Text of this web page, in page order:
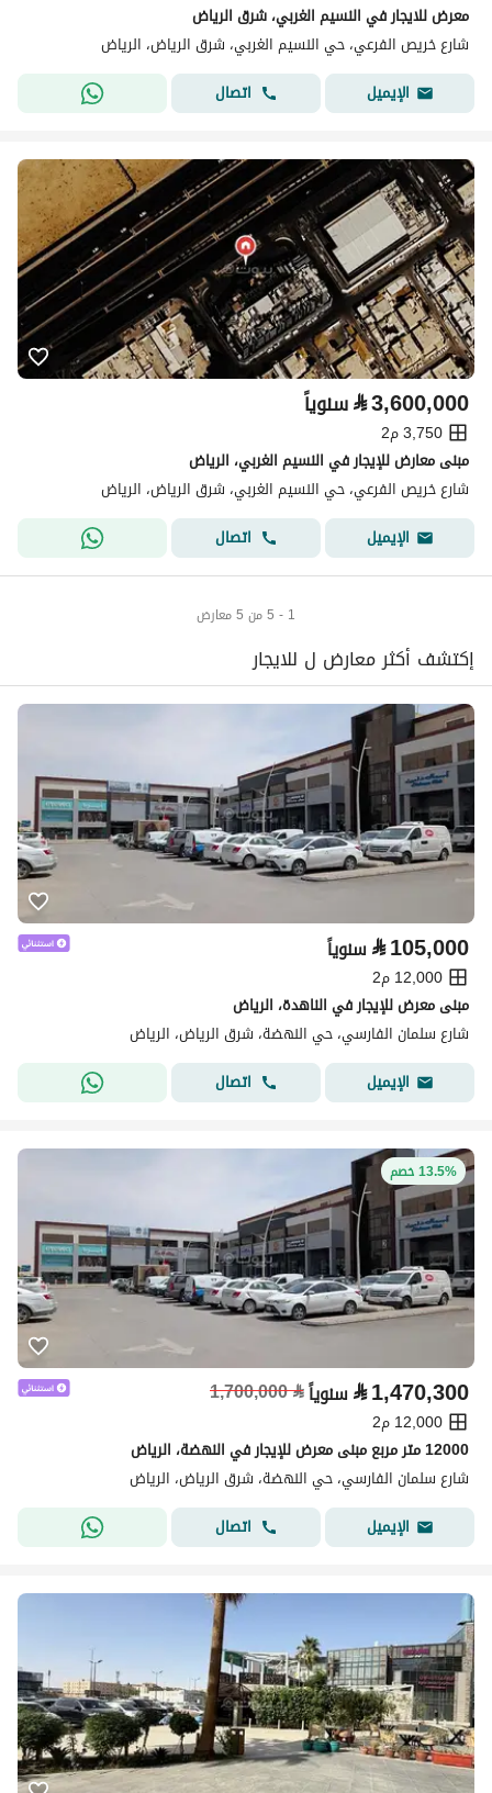
معرض للايجار في النسيم الغربي، شرق الرياض
شارع خريص الفرعي، حي النسيم الغربي، شرق الرياض، الرياض
الإيميل
اتصال
⃁3,600,000 سنوياً
3,750 م2
مبنى معارض للإيجار في النسيم الغربي، الرياض
شارع خريص الفرعي، حي النسيم الغربي، شرق الرياض، الرياض
الإيميل
اتصال
1 - 5 من 5 معارض
إكتشف أكثر معارض ل للايجار
⃁105,000 سنوياً
12,000 م2
مبنى معرض للإيجار في الناهدة، الرياض
شارع سلمان الفارسي، حي النهضة، شرق الرياض، الرياض
الإيميل
اتصال
13.5% خصم
⃁1,470,300 سنوياً⃁
1,700,000
12,000 م2
12000 متر مربع مبنى معرض للإيجار في النهضة، الرياض
شارع سلمان الفارسي، حي النهضة، شرق الرياض، الرياض
الإيميل
اتصال